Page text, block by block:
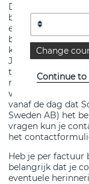
De verzendkosten
betaald en je bent
eventueel
beschadigd raakt
klant zelf
Jewelry Design
terugbetaling te
retourpakket met
van een
vanaf de dag dat
Sweden AB) het
vragen kun je
het
Heb je per factuur
belangrijk dat je
eventuele
Change
Continue to